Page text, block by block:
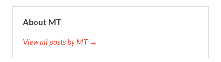
About MT
View all posts by MT →